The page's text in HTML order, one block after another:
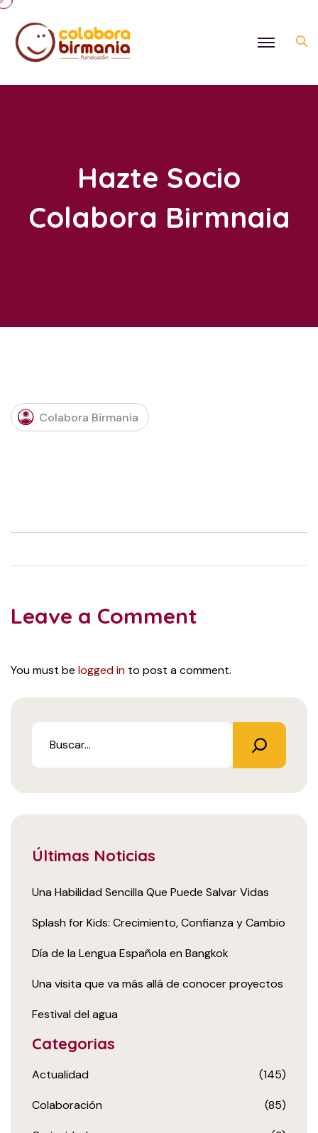
Hazte Socio
Colabora Birmnaia
Colabora Birmania
Leave a Comment
You must be logged in to post a comment.
Últimas Noticias
Una Habilidad Sencilla Que Puede Salvar Vidas
Splash for Kids: Crecimiento, Confianza y Cambio
Día de la Lengua Española en Bangkok
Una visita que va más allá de conocer proyectos
Festival del agua
Categorias
Actualidad (145)
Colaboración (85)